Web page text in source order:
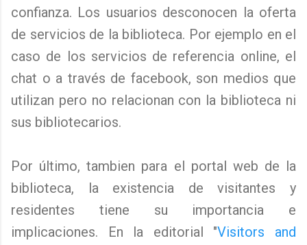
confianza. Los usuarios desconocen la oferta
de servicios de la biblioteca. Por ejemplo en el
caso de los servicios de referencia online, el
chat o a través de facebook, son medios que
utilizan pero no relacionan con la biblioteca ni
sus bibliotecarios.
Por último, tambien para el portal web de la
biblioteca, la existencia de visitantes y
residentes tiene su importancia e
implicaciones. En la editorial "Visitors and